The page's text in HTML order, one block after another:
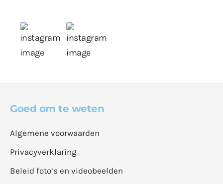
Goed om te weten
Algemene voorwaarden
Privacyverklaring
Beleid foto’s en videobeelden